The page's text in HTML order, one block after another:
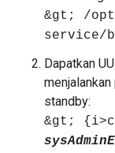
&gt; /
service/
Dapatkan
standby:
&gt;